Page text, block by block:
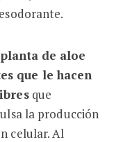
de aloe
que le hacen
que
la producción
celular. Al